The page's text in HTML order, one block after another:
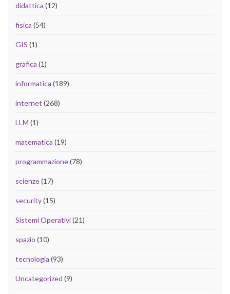
didattica (12)
fisica (54)
GIS (1)
grafica (1)
informatica (189)
internet (268)
LLM (1)
matematica (19)
programmazione(78)
scienze(17)
security(15)
Sistemi Operativi(21)
spazio (10)
tecnologia (93)
Uncategorized (9)